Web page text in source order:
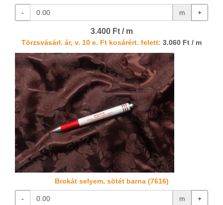
- m +
3.400 Ft / m
Törzsvásárl. ár, v. 10 e. Ft kosárért. felett: 3.060 Ft / m
Brokát selyem, sötét barna (7616)
- m +